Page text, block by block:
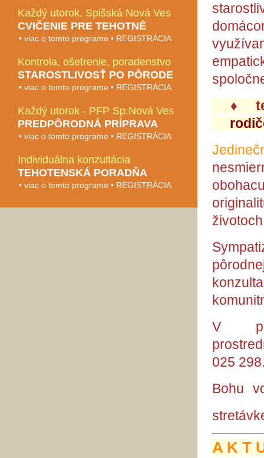
Každý utorok, Spišská Nová Ves
CVIČENIE PRE TEHOTNÉ
• viac o tomto programe • REGISTRÁCIA
Kontrola, ošetrenie, poradenstvo
STAROSTLIVOSŤ PO PÔRODE
• viac o tomto programe • REGISTRÁCIA
Každý utorok - PFP Sp.Nová Ves
PREDPÔRODNÁ PRÍPRAVA
• viac o tomto programe • REGISTRÁCIA
Individuálna konzultácia
TEHOTENSKÁ PORADŇA
• viac o tomto programe • REGISTRÁCIA
♦
V
025
Bohu
A K T